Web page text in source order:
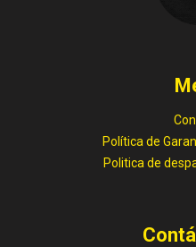
Política de
Politica de